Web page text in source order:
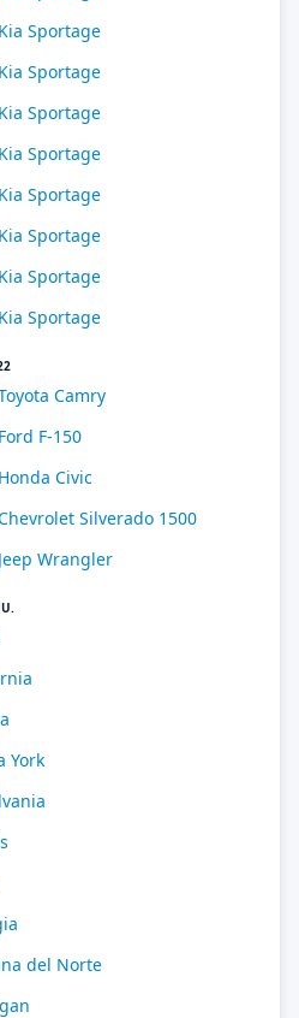
Sportage
Sportage
Sportage
Sportage
Sportage
Sportage
Sportage
Sportage
Camry
F-150
Civic
Silverado 1500
Wrangler
York
del Norte